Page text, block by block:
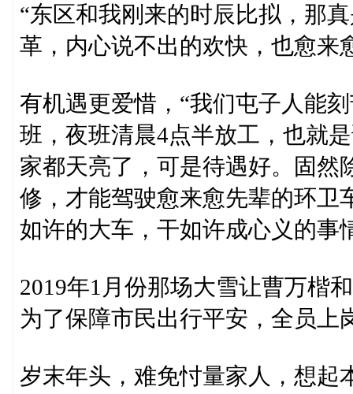
“东区和我刚来的时辰比拟，那
革，内心说不出的欢快，也愈来
有机遇更爱惜，“我们屯子人能
班，夜班清晨4点半放工，也就
家都天亮了，可是待遇好。固然
修，才能驾驶愈来愈先辈的环卫
如许的大车，干如许成心义的事
2019年1月份那场大雪让曹万楷
为了保障市民出行平安，全员上
岁末年头，难免忖量家人，想起